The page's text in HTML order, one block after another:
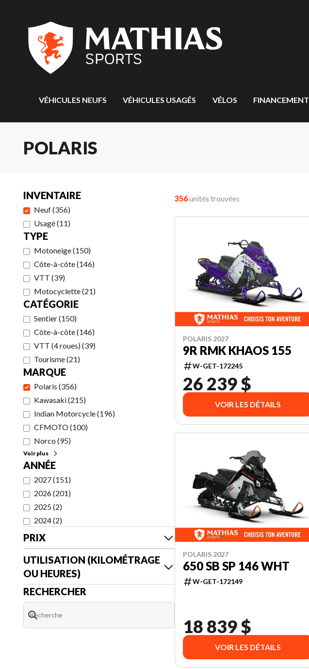
VÉHICULES NEUFS VÉHICULES USAGÉS VÉLOS FINANCEMENT
POLARIS
INVENTAIRE
Neuf(356)
Usagé(11)
TYPE
Motoneige(150)
Côte-à-côte(146)
VTT (39)
Motocyclette(21)
CATÉGORIE
Sentier(150)
Côte-à-côte(146)
VTT (4 roues)(39)
Tourisme(21)
MARQUE
Polaris (356)
Kawasaki(215)
Indian Motorcycle(196)
CFMOTO(100)
Norco (95)
Voir plus
ANNÉE
2027(151)
2026(201)
2025(2)
2024(2)
PRIX
UTILISATION (KILOMÉTRAGE
OU HEURES)
RECHERCHER
356unités trouvées
POLARIS 2027
9R RMK KHAOS 155
W-GET-172245
26 239 $
VOIR LES DÉTAILS
POLARIS 2027
650 SB SP 146 WHT
W-GET-172149
18 839 $
VOIR LES DÉTAILS